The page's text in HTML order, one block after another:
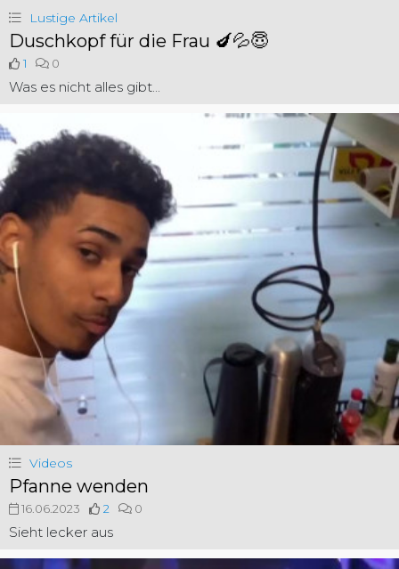
Lustige Artikel
Duschkopf für die Frau 🍆💦😇
1 0
Was es nicht alles gibt...
Videos
Pfanne wenden
16.06.2023 2 0
Sieht lecker aus